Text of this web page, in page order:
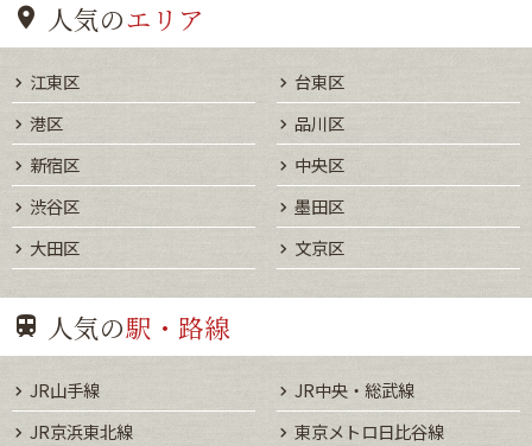
人気のエリア
江東区
台東区
港区
品川区
新宿区
中央区
渋谷区
墨田区
大田区
文京区
人気の駅・路線
JR山手線
JR中央・総武線
JR京浜東北線
東京メトロ日比谷線